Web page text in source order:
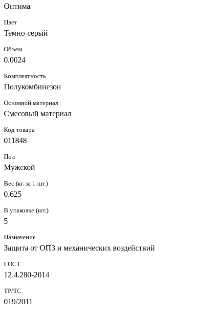
Оптима
Цвет
Темно-серый
Объем
0.0024
Комплектность
Полукомбинезон
Основной материал
Смесовый материал
Код товара
011848
Пол
Мужской
Вес (кг. за 1 шт.)
0.625
В упаковке (шт.)
5
Назначение
Защита от ОПЗ и механических воздействий
ГОСТ
12.4.280-2014
ТР/ТС
019/2011